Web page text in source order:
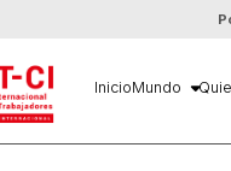
InicioMundo